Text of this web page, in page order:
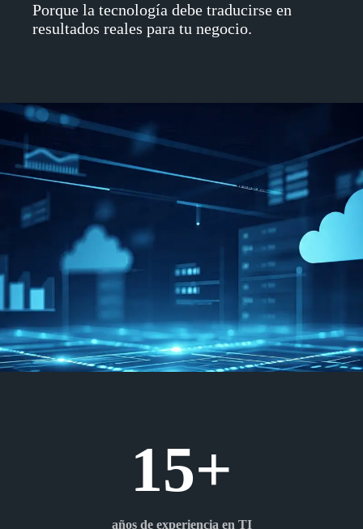
Porque la tecnología debe traducirse en
resultados reales para tu negocio.
15+
años de experiencia en TI